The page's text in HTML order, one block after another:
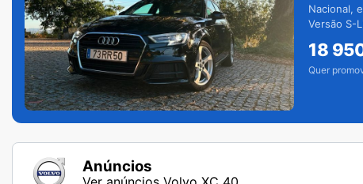
Nacional,
Versão S-
18
Quer
Anúncios